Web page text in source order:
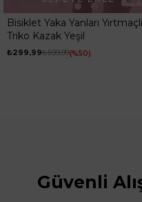
Bisiklet Yaka Yanları Yırtmaçlı
Triko Kazak Yeşil
₺299,99₺599,99 %50
Güvenli